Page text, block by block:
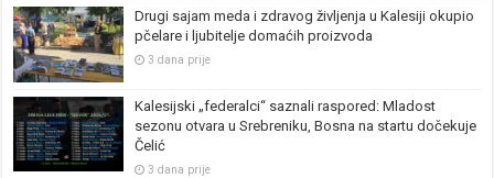
Drugi sajam meda i zdravog življenja u Kalesiji okupio
pčelare i ljubitelje domaćih proizvoda
3 dana prije
Kalesijski „federalci“ saznali raspored: Mladost
sezonu otvara u Srebreniku, Bosna na startu dočekuje
Čelić
3 dana prije